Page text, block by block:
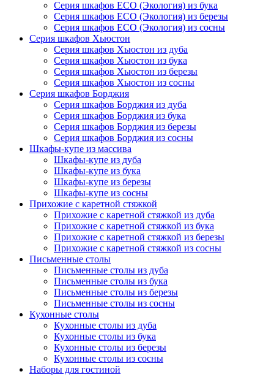
Серия шкафов ECO (Экология) из бука
Серия шкафов ECO (Экология) из березы
Серия шкафов ECO (Экология) из сосны
Серия шкафов Хьюстон
Серия шкафов Хьюстон из дуба
Серия шкафов Хьюстон из бука
Серия шкафов Хьюстон из березы
Серия шкафов Хьюстон из сосны
Серия шкафов Борджия
Серия шкафов Борджия из дуба
Серия шкафов Борджия из бука
Серия шкафов Борджия из березы
Серия шкафов Борджия из сосны
Шкафы-купе из массива
Шкафы-купе из дуба
Шкафы-купе из бука
Шкафы-купе из березы
Шкафы-купе из сосны
Прихожие с каретной стяжкой
Прихожие с каретной стяжкой из дуба
Прихожие с каретной стяжкой из бука
Прихожие с каретной стяжкой из березы
Прихожие с каретной стяжкой из сосны
Письменные столы
Письменные столы из дуба
Письменные столы из бука
Письменные столы из березы
Письменные столы из сосны
Кухонные столы
Кухонные столы из дуба
Кухонные столы из бука
Кухонные столы из березы
Кухонные столы из сосны
Наборы для гостиной